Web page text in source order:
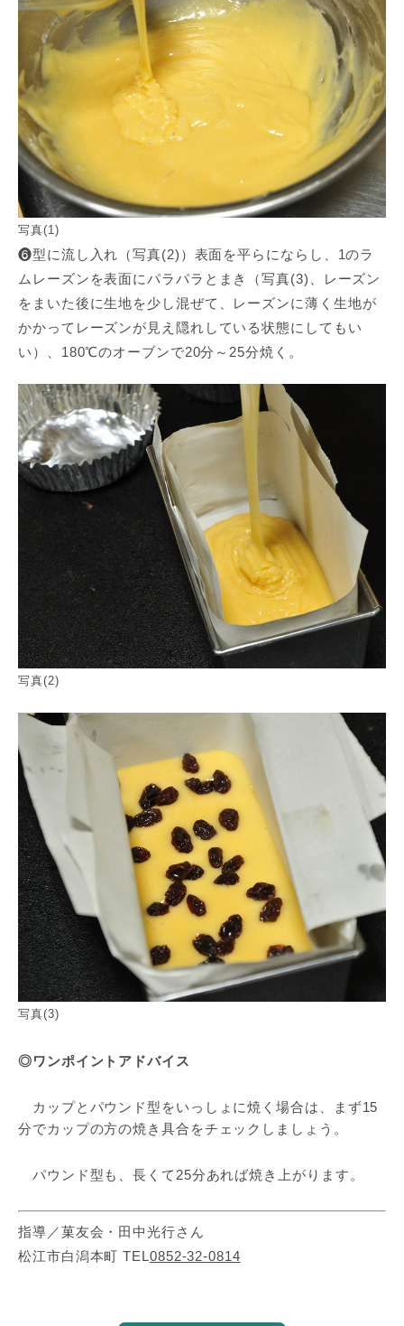
写真(1)
❻型に流し入れ（写真(2)）表面を平らにならし、1のラ
ムレーズンを表面にパラパラとまき（写真(3)、レーズン
をまいた後に生地を少し混ぜて、レーズンに薄く生地が
かかってレーズンが見え隠れしている状態にしてもい
い）、180℃のオーブンで20分～25分焼く。
写真(2)
写真(3)
◎ワンポイントアドバイス
カップとパウンド型をいっしょに焼く場合は、まず15
分でカップの方の焼き具合をチェックしましょう。
パウンド型も、長くて25分あれば焼き上がります。
指導／菓友会・田中光行さん
松江市白潟本町 TEL0852-32-0814